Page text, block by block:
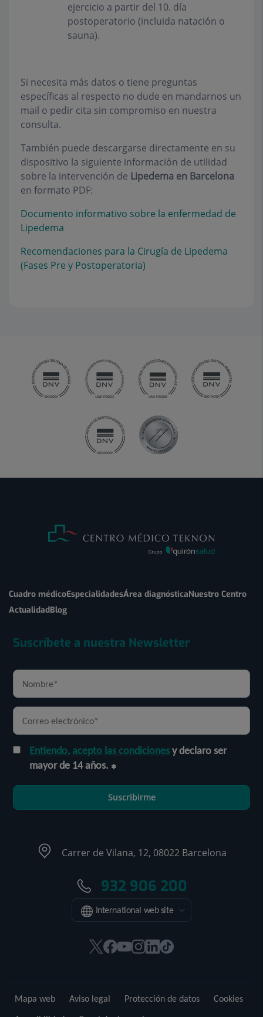
ejercicio a partir del 10. día
postoperatorio (incluida natación o
sauna).
Si necesita más datos o tiene preguntas
específicas al respecto no dude en mandarnos un
mail o pedir cita sin compromiso en nuestra
consulta.
También puede descargarse directamente en su
dispositivo la siguiente información de utilidad
sobre la intervención de Lipedema en Barcelona
en formato PDF:
Documento informativo sobre la enfermedad de
Lipedema
Recomendaciones para la Cirugía de Lipedema
(Fases Pre y Postoperatoria)
Cuadro médicoEspecialidadesÁrea diagnósticaNuestro Centro
ActualidadBlog
Suscríbete a nuestra Newsletter
Entiendo, acepto las condicionesy declaro ser
mayor de 14 años.
Suscribirme
Carrer de Vilana, 12, 08022 Barcelona
932 906 200
International web site
Este
en
Este
en
Este
en
Este
en
Este
en
Enlace
externa.
Mapa web Aviso legal Protección de datos
Cookies